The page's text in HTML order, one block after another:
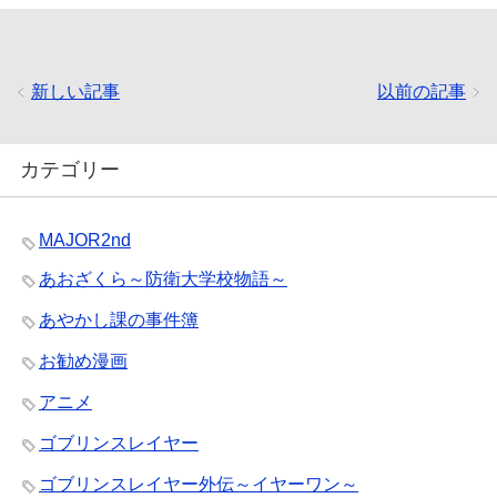
以前の記事
新しい記事
カテゴリー
MAJOR2nd
あおざくら～防衛大学校物語～
あやかし課の事件簿
お勧め漫画
アニメ
ゴブリンスレイヤー
ゴブリンスレイヤー外伝～イヤーワン～